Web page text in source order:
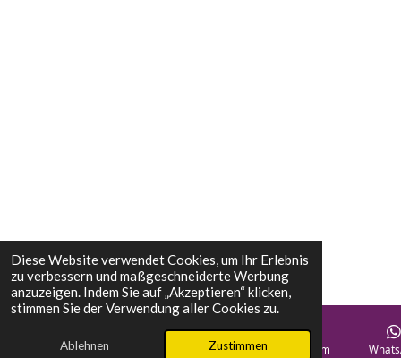
Diese Website verwendet Cookies, um Ihr Erlebnis
zu verbessern und maßgeschneiderte Werbung
anzuzeigen. Indem Sie auf „Akzeptieren“ klicken,
stimmen Sie der Verwendung aller Cookies zu.
Ablehnen Zustimmen
E-Mail Karte Instagram